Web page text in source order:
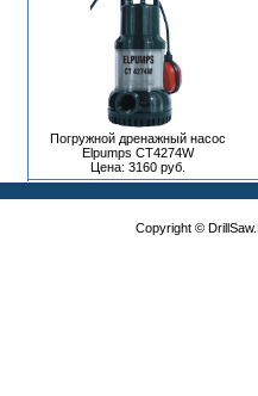
Погружной дренажный насос
Elpumps CT4274W
Цена: 3160 руб.
Copyright ©